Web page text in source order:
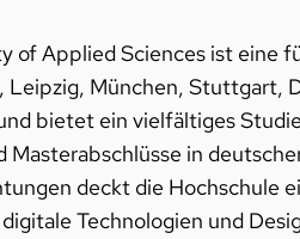
of Applied Sciences ist eine
Leipzig, München, Stuttgart,
bietet ein vielfältiges
Masterabschlüsse in
deckt die Hochschule
Technologien und